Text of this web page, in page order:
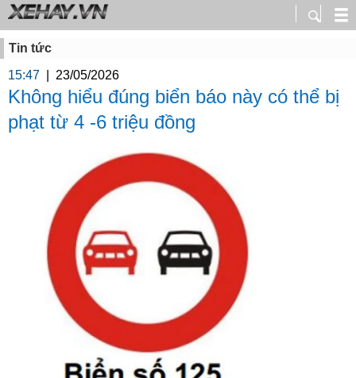
Tin tức
15:47
23/05/2026
Không hiểu đúng biển báo này có thể bị
phạt từ 4 -6 triệu đồng